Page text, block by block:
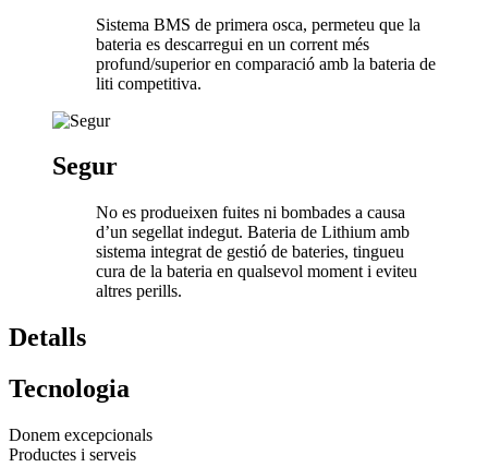
Sistema BMS de primera osca, permeteu que la
bateria es descarregui en un corrent més
profund/superior en comparació amb la bateria de
liti competitiva.
Segur
No es produeixen fuites ni bombades a causa
d’un segellat indegut. Bateria de Lithium amb
sistema integrat de gestió de bateries, tingueu
cura de la bateria en qualsevol moment i eviteu
altres perills.
Detalls
Tecnologia
Donem excepcionals
Productes i serveis